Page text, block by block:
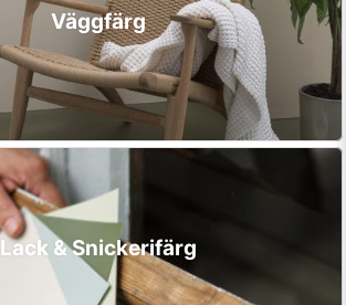
Väggfärg
Lack & Snickerifärg